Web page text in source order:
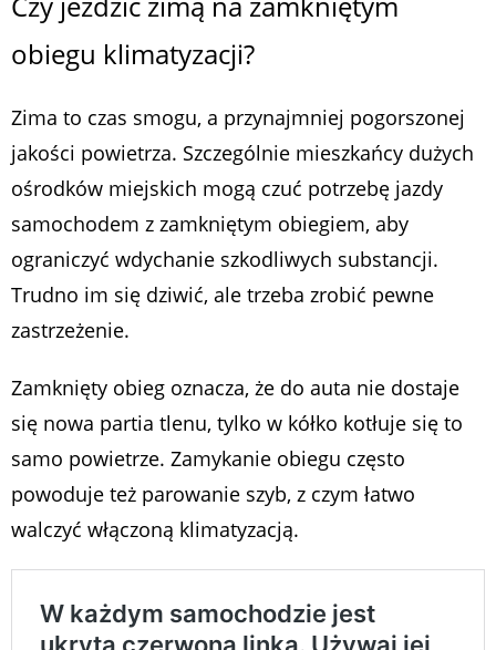
obiegu klimatyzacji?
Zima to czas smogu, a przynajmniej pogorszonej
jakości powietrza. Szczególnie mieszkańcy dużych
ośrodków miejskich mogą czuć potrzebę jazdy
samochodem z zamkniętym obiegiem, aby
ograniczyć wdychanie szkodliwych substancji.
Trudno im się dziwić, ale trzeba zrobić pewne
zastrzeżenie.
Zamknięty obieg oznacza, że do auta nie dostaje
się nowa partia tlenu, tylko w kółko kotłuje się to
samo powietrze. Zamykanie obiegu często
powoduje też parowanie szyb, z czym łatwo
walczyć włączoną klimatyzacją.